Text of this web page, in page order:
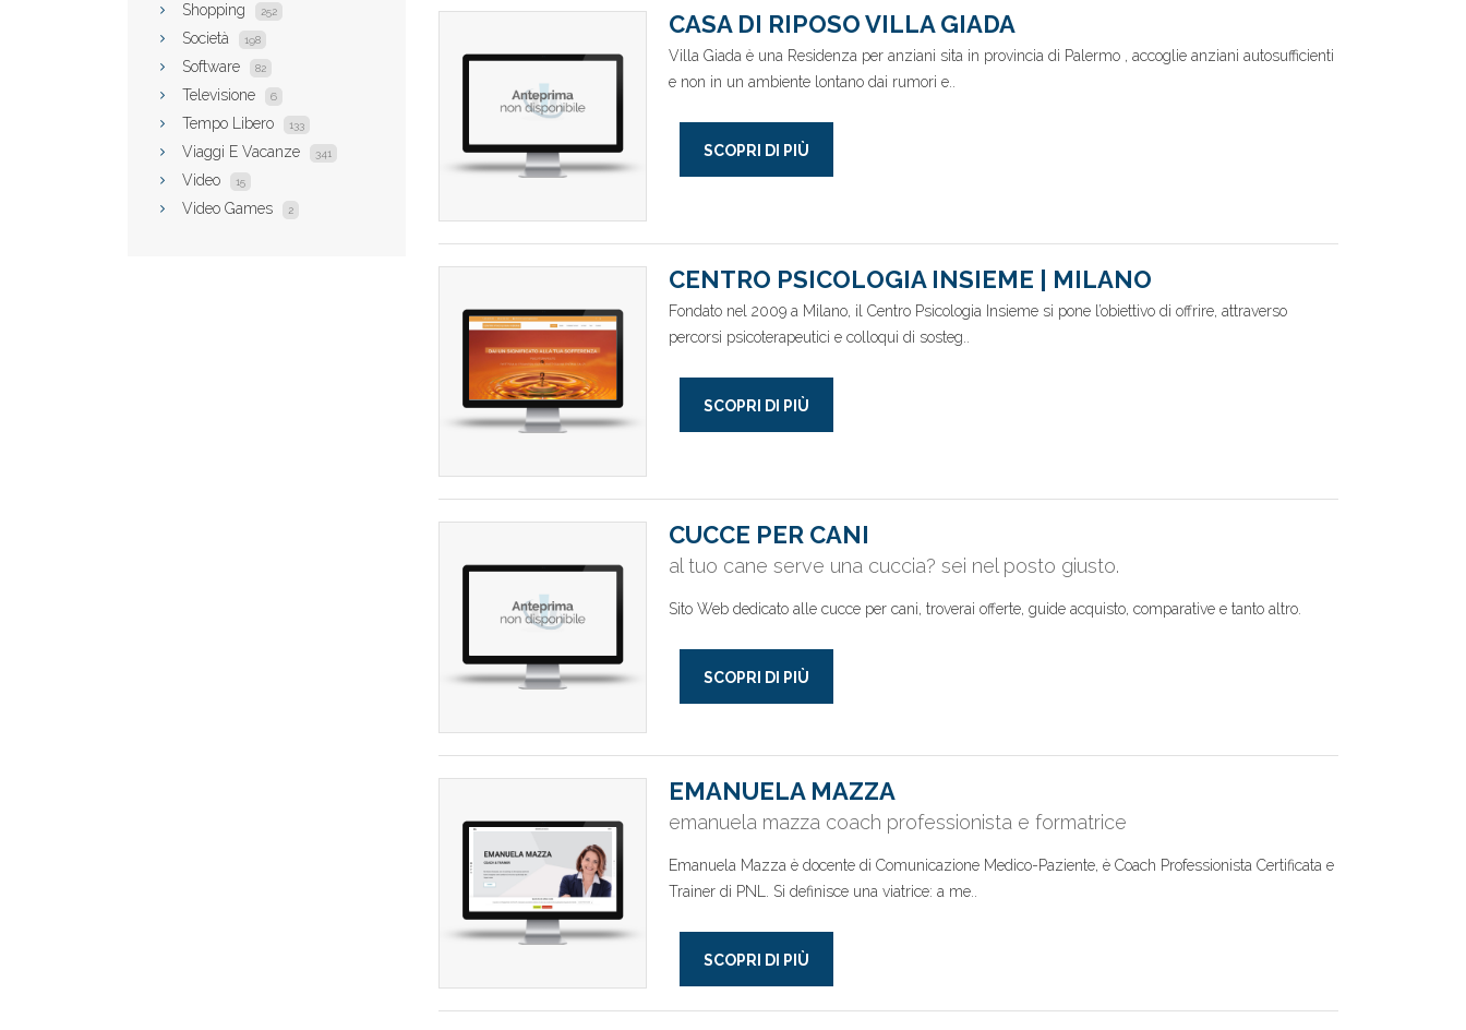
Shopping 252
Società 198
Software 82
Televisione 6
Tempo Libero 133
Viaggi E Vacanze 341
Video 15
Video Games 2
CASA DI RIPOSO VILLA GIADA
Villa Giada è una Residenza per anziani sita in provincia di Palermo , accoglie anziani autosufficienti
e non in un ambiente lontano dai rumori e..
SCOPRI DI PIÙ
CENTRO PSICOLOGIA INSIEME | MILANO
Fondato nel 2009 a Milano, il Centro Psicologia Insieme si pone l’obiettivo di offrire, attraverso
percorsi psicoterapeutici e colloqui di sosteg..
SCOPRI DI PIÙ
CUCCE PER CANI
al tuo cane serve una cuccia? sei nel posto giusto.
Sito Web dedicato alle cucce per cani, troverai offerte, guide acquisto, comparative e tanto altro.
SCOPRI DI PIÙ
EMANUELA MAZZA
emanuela mazza coach professionista e formatrice
Emanuela Mazza è docente di Comunicazione Medico-Paziente, è Coach Professionista Certificata e
Trainer di PNL. Si definisce una viatrice: a me..
SCOPRI DI PIÙ